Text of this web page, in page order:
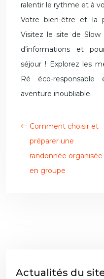
ralentir le rythme et à
Votre bien-être et la
Visitez le site de
d’informations et
séjour ! Explorez les
Ré éco-
aventure inoubliable.
Comment choisir et
préparer une
randonnée organisée
en groupe
Actualités du